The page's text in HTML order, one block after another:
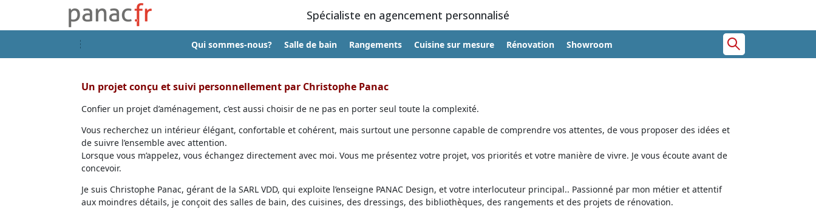
Spécialiste en agencement personnalisé
Qui sommes-nous? Salle de bain Rangements Cuisine sur mesure Rénovation Showroom
Un projet conçu et suivi personnellement par Christophe Panac
Confier un projet d’aménagement, c’est aussi choisir de ne pas en porter seul toute la complexité.
Vous recherchez un intérieur élégant, confortable et cohérent, mais surtout une personne capable de comprendre vos attentes, de vous proposer des idées et
de suivre l’ensemble avec attention.
Lorsque vous m’appelez, vous échangez directement avec moi. Vous me présentez votre projet, vos priorités et votre manière de vivre. Je vous écoute avant de
concevoir.
Je suis Christophe Panac, gérant de la SARL VDD, qui exploite l’enseigne PANAC Design, et votre interlocuteur principal.. Passionné par mon métier et attentif
aux moindres détails, je conçoit des salles de bain, des cuisines, des dressings, des bibliothèques, des rangements et des projets de rénovation.